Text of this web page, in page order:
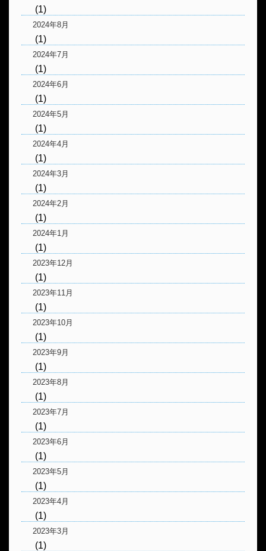
(1)
2024年8月
(1)
2024年7月
(1)
2024年6月
(1)
2024年5月
(1)
2024年4月
(1)
2024年3月
(1)
2024年2月
(1)
2024年1月
(1)
2023年12月
(1)
2023年11月
(1)
2023年10月
(1)
2023年9月
(1)
2023年8月
(1)
2023年7月
(1)
2023年6月
(1)
2023年5月
(1)
2023年4月
(1)
2023年3月
(1)